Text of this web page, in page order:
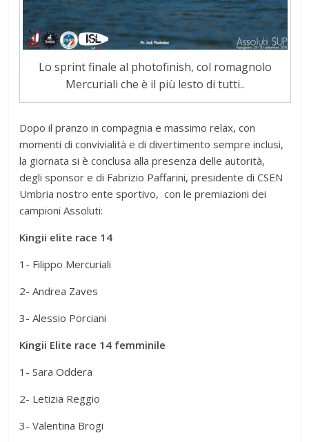
Lo sprint finale al photofinish, col romagnolo
Mercuriali che è il più lesto di tutti..
Dopo il pranzo in compagnia e massimo relax, con
momenti di convivialità e di divertimento sempre inclusi,
la giornata si è conclusa alla presenza delle autorità,
degli sponsor e di Fabrizio Paffarini, presidente di CSEN
Umbria nostro ente sportivo, con le premiazioni dei
campioni Assoluti:
Kingii elite race 14
1- Filippo Mercuriali
2- Andrea Zaves
3- Alessio Porciani
Kingii Elite race 14 femminile
1- Sara Oddera
2- Letizia Reggio
3- Valentina Brogi